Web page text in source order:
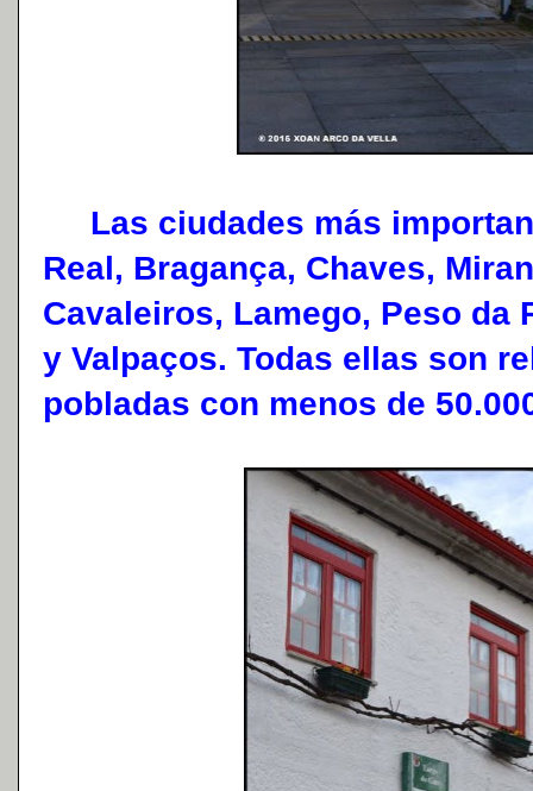
Las ciudades más
Real, Bragança, Chaves,
Cavaleiros, Lamego, Peso da
y Valpaços. Todas ellas son
pobladas con menos de